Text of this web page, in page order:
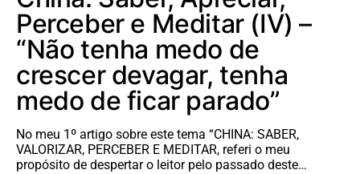
Perceber e Meditar (IV) –
“Não tenha medo de
crescer devagar, tenha
medo de ficar parado”
No meu 1º artigo sobre este tema “CHINA: SABER,
VALORIZAR, PERCEBER E MEDITAR, referi o meu
propósito de despertar o leitor pelo passado deste…